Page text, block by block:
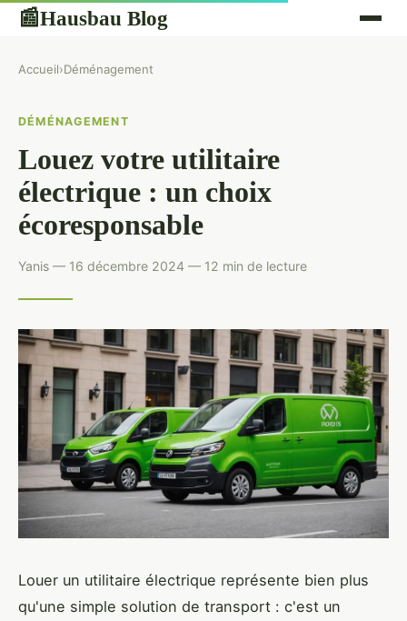
📰Hausbau Blog
Accueil›Déménagement
DÉMÉNAGEMENT
Louez votre utilitaire
électrique : un choix
écoresponsable
Yanis — 16 décembre 2024 — 12 min de lecture
Louer un utilitaire électrique représente bien plus
qu'une simple solution de transport : c'est un